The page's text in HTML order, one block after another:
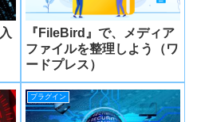
『FileBird』で、メディア
ファイルを整理しよう（ワ
ードプレス）
プラグイン